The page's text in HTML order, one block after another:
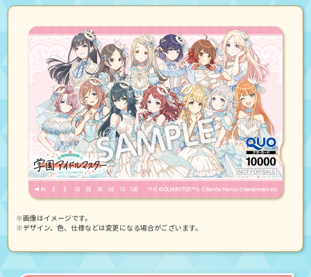
※画像はイメージです。
※デザイン、色、仕様などは変更になる場合がございます。